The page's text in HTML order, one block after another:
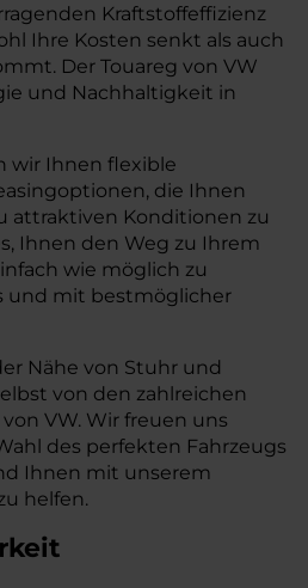
Kraftstoffeffizienz
Ihre Kosten senkt als auch
Der Touareg von VW
und Nachhaltigkeit in
wir Ihnen flexible
die Ihnen
attraktiven Konditionen zu
Ihnen den Weg zu Ihrem
wie möglich zu
und mit bestmöglicher
Nähe von Stuhr und
von den zahlreichen
VW. Wir freuen uns
des perfekten Fahrzeugs
Ihnen mit unserem
helfen.